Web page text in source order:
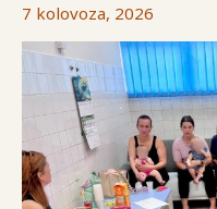
7 kolovoza, 2026